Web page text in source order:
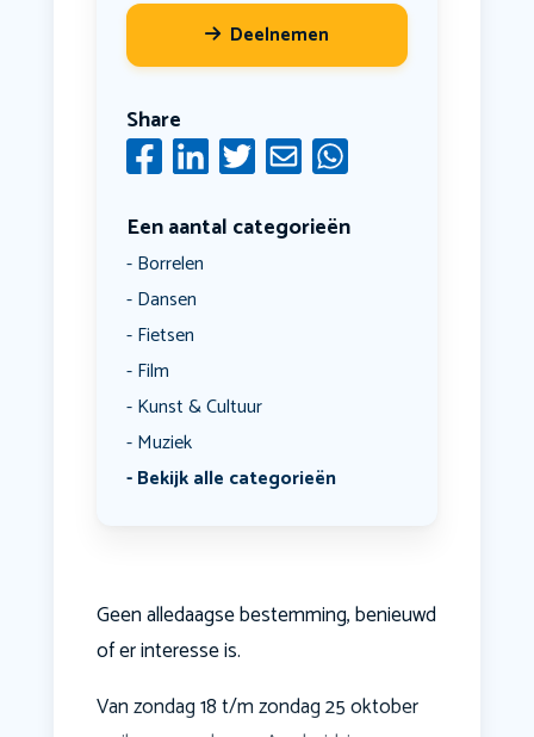
Deelnemen
Share
Een aantal categorieën
Borrelen
Dansen
Fietsen
Film
Kunst & Cultuur
Muziek
Bekijk alle categorieën
Geen alledaagse bestemming, benieuwd
of er interesse is.
Van zondag 18 t/m zondag 25 oktober